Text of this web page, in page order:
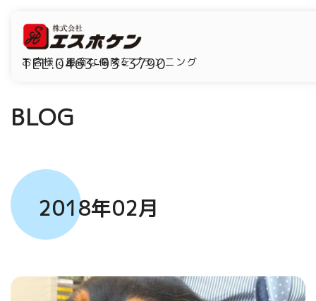
お客様に最適な保険をプランニング
TEL.0463-93-3790
BLOG
2018年02月